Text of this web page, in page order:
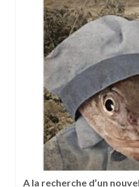
A la recherche d’un